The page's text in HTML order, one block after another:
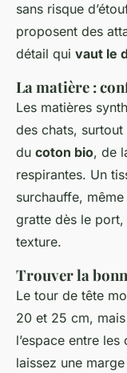
sans risque
proposent des
détail qui vaut le
La matière :
Les matières
des chats,
du coton bio, de
respirantes. Un
surchauffe,
gratte dès le
texture.
Trouver la
Le tour de tête
20 et 25 cm,
l’espace entre
laissez une